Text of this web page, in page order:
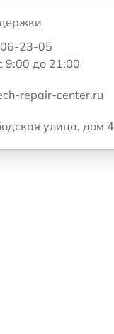
23-05
9:00 до 21:00
repair-center.ru
улица, дом 4